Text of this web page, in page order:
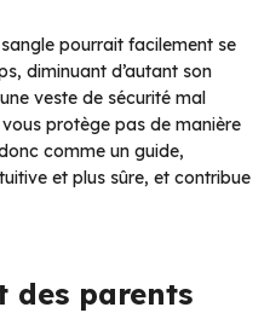
pourrait facilement se
diminuant d’autant son
veste de sécurité mal
protège pas de manière
comme un guide,
et plus sûre, et contribue
des parents